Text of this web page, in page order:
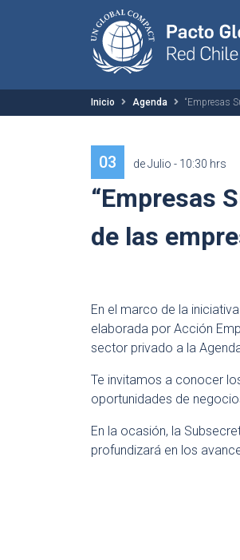
Inicio Agenda “Empresas
03 de Julio - 10:30 hrs
“Empresas
de las
En el marco de la
elaborada por Acción
sector privado a la
Te invitamos a conocer
oportunidades de
En la ocasión, la
profundizará en los